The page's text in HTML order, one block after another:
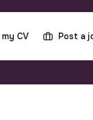
CV Post a